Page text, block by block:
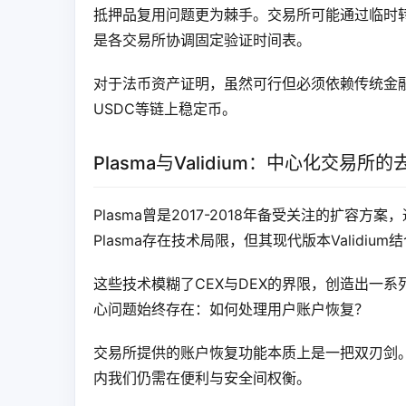
抵押品复用问题更为棘手。交易所可能通过临
是各交易所协调固定验证时间表。
对于法币资产证明，虽然可行但必须依赖传统
USDC等链上稳定币。
Plasma与Validium：中心化交易所的
Plasma曾是2017-2018年备受关注的扩容方案
Plasma存在技术局限，但其现代版本Validium
这些技术模糊了CEX与DEX的界限，创造出一
心问题始终存在：如何处理用户账户恢复？
交易所提供的账户恢复功能本质上是一把双刃
内我们仍需在便利与安全间权衡。